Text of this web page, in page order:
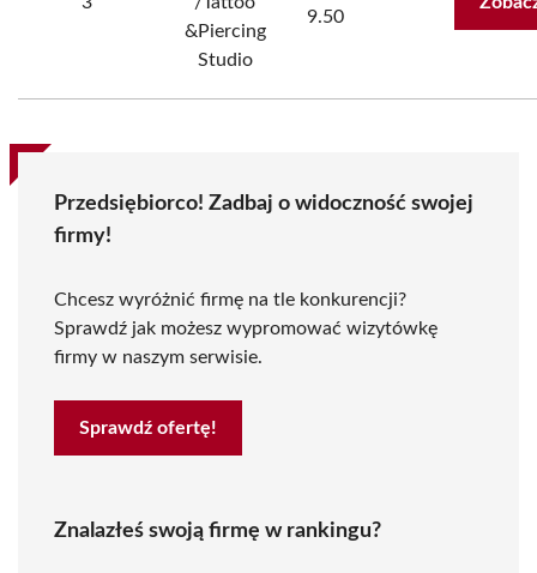
&Piercing
Studio
9.50
Przedsiębiorco! Zadbaj o widoczność swojej
firmy!
Chcesz wyróżnić firmę na tle konkurencji?
Sprawdź jak możesz wypromować wizytówkę
firmy w naszym serwisie.
Sprawdź ofertę!
Znalazłeś swoją firmę w rankingu?